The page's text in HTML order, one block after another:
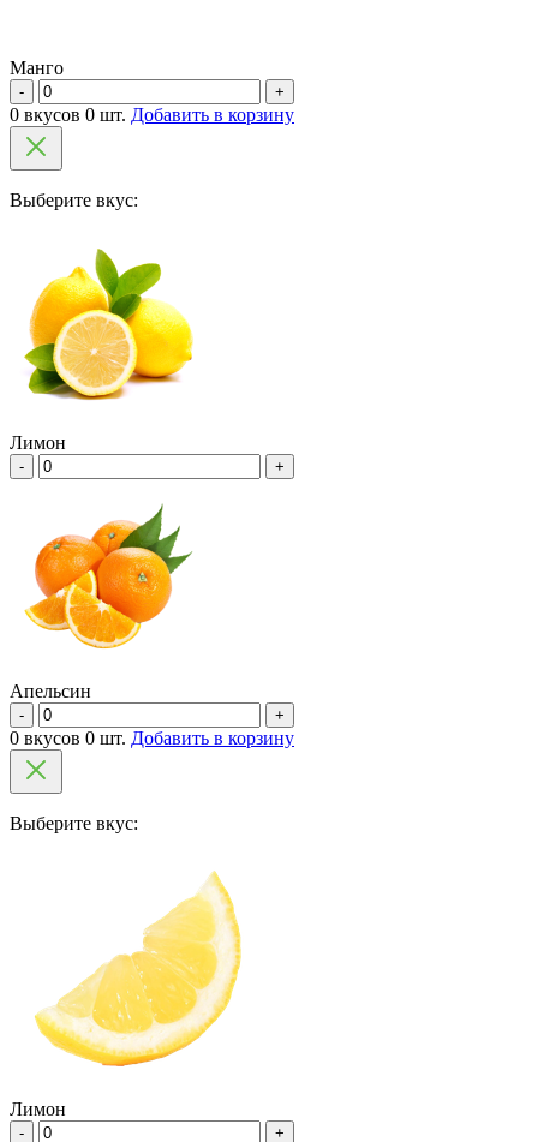
Манго
- +
0 вкусов 0 шт. Добавить в корзину
Выберите вкус:
Лимон
- +
Апельсин
- +
0 вкусов 0 шт. Добавить в корзину
Выберите вкус:
Лимон
- +